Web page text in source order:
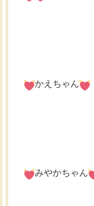
かえちゃん
みやかちゃん